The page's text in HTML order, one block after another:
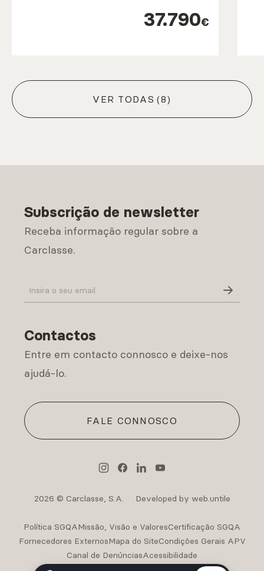
37.790€
VER TODAS (8)
Subscrição de newsletter
Receba informação regular sobre a
Carclasse.
Contactos
Entre em contacto connosco e deixe-nos
ajudá-lo.
FALE CONNOSCO
2026 © Carclasse, S.A. Developed by web.untile
Política SGQAMissão, Visão e ValoresCertificação SGQA
Fornecedores ExternosMapa do SiteCondições Gerais APV
Canal de DenúnciasAcessibilidade